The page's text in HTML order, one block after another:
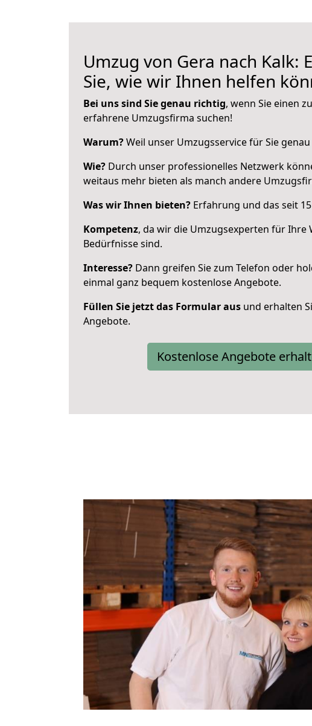
Umzug von Gera nach Kalk:
Sie, wie wir Ihnen helfen
Bei uns sind Sie genau richtig, wenn Sie einen
erfahrene Umzugsfirma suchen!
Warum?Weil unser Umzugsservice für Sie
Wie? Durch unser professionelles Netzwerk
weitaus mehr bieten als manch andere
Was wir Ihnen bieten? Erfahrung und das seit 15
Kompetenz, da wir die Umzugsexperten für Ihre
Bedürfnisse sind.
Interesse? Dann greifen Sie zum Telefon oder
einmal ganz bequem kostenlose Angebote.
Füllen Sie jetzt das Formular aus und erhalten
Angebote.
Kostenlose Angebote